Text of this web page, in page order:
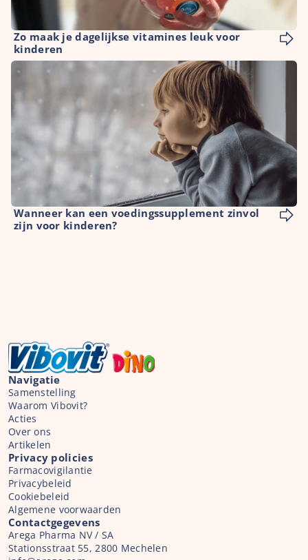
Zo maak je dagelijkse vitamines leuk voor
kinderen
Wanneer kan een voedingssupplement zinvol
zijn voor kinderen?
Navigatie
Samenstelling
Waarom Vibovit?
Acties
Over ons
Artikelen
Privacy policies
Farmacovigilantie
Privacybeleid
Cookiebeleid
Algemene voorwaarden
Contactgegevens
Arega Pharma NV / SA
Stationsstraat 55, 2800 Mechelen